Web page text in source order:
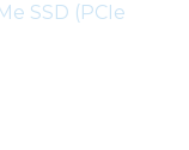
SSD (PCIe